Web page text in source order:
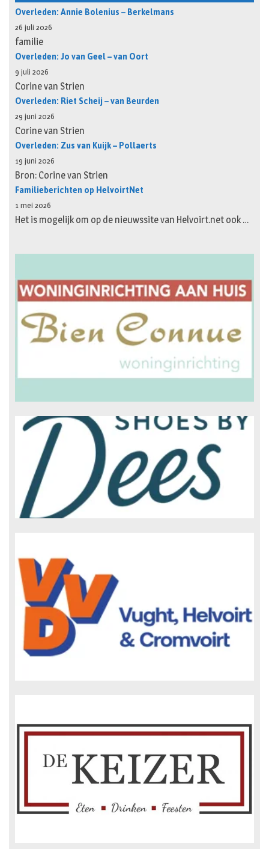
Overleden: Annie Bolenius – Berkelmans
26 juli 2026
familie
Overleden: Jo van Geel – van Oort
9 juli 2026
Corine van Strien
Overleden: Riet Scheij – van Beurden
29 juni 2026
Corine van Strien
Overleden: Zus van Kuijk – Pollaerts
19 juni 2026
Bron: Corine van Strien
Familieberichten op HelvoirtNet
1 mei 2026
Het is mogelijk om op de nieuwssite van Helvoirt.net ook …